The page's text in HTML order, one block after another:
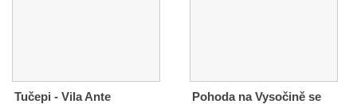
Tučepi - Vila Ante
Pohoda na Vysočině se